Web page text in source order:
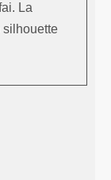
La
silhouette